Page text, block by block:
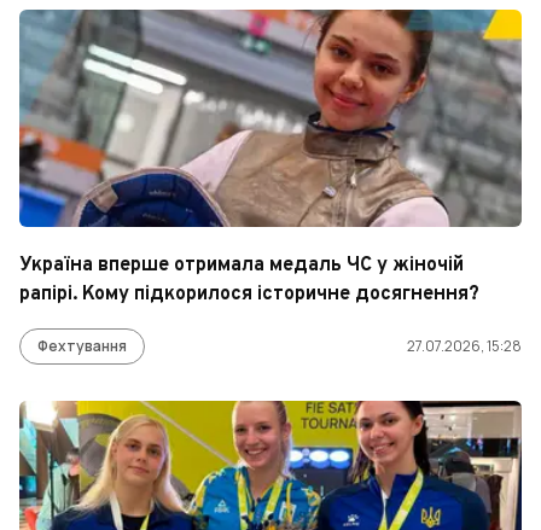
Україна вперше отримала медаль ЧС у жіночій
рапірі. Кому підкорилося історичне досягнення?
Фехтування 27.07.2026, 15:28